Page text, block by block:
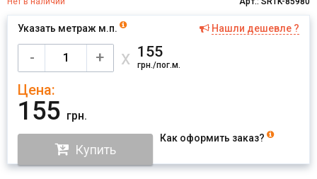
Указать метраж м.п. Нашли дешевле ?
- + х 155
грн./пог.м.
Цена:
155 грн.
Купить
Как оформить заказ?